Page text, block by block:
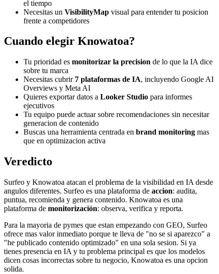
el tiempo
Necesitas un VisibilityMap visual para entender tu posicion
frente a competidores
Cuando elegir Knowatoa?
Tu prioridad es monitorizar la precision de lo que la IA dice
sobre tu marca
Necesitas cubrir 7 plataformas de IA, incluyendo Google AI
Overviews y Meta AI
Quieres exportar datos a Looker Studio para informes
ejecutivos
Tu equipo puede actuar sobre recomendaciones sin necesitar
generacion de contenido
Buscas una herramienta centrada en brand monitoring mas
que en optimizacion activa
Veredicto
Surfeo y Knowatoa atacan el problema de la visibilidad en IA desde
angulos diferentes. Surfeo es una plataforma de accion: audita,
puntua, recomienda y genera contenido. Knowatoa es una
plataforma de monitorización: observa, verifica y reporta.
Para la mayoria de pymes que estan empezando con GEO, Surfeo
ofrece mas valor inmediato porque te lleva de "no se si aparezco" a
"he publicado contenido optimizado" en una sola sesion. Si ya
tienes presencia en IA y tu problema principal es que los modelos
dicen cosas incorrectas sobre tu negocio, Knowatoa es una opcion
solida.